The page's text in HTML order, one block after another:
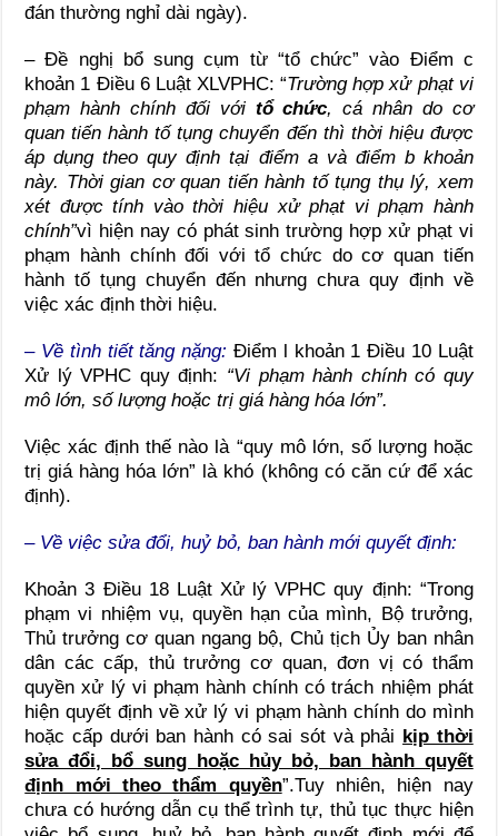
đán thường nghỉ dài ngày).
– Đề nghị bổ sung cụm từ “tổ chức” vào Điểm c
khoản 1 Điều 6 Luật XLVPHC: “Trường hợp xử phạt vi
phạm hành chính đối với tổ chức,cá nhân do cơ
quan tiến hành tố tụng chuyển đến thì thời hiệu được
áp dụng theo quy định tại điểm a và điểm b khoản
này. Thời gian cơ quan tiến hành tố tụng thụ lý, xem
xét được tính vào thời hiệu xử phạt vi phạm hành
chính”vì hiện nay có phát sinh trường hợp xử phạt vi
phạm hành chính đối với tổ chức do cơ quan tiến
hành tố tụng chuyển đến nhưng chưa quy định về
việc xác định thời hiệu.
– Về tình tiết tăng nặng: Điểm l khoản 1 Điều 10 Luật
Xử lý VPHC quy định: “Vi phạm hành chính có quy
mô lớn, số lượng hoặc trị giá hàng hóa lớn”.
Việc xác định thế nào là “quy mô lớn, số lượng hoặc
trị giá hàng hóa lớn” là khó (không có căn cứ để xác
định).
– Về việc sửa đổi, huỷ bỏ, ban hành mới quyết định:
Khoản 3 Điều 18 Luật Xử lý VPHC quy định: “Trong
phạm vi nhiệm vụ, quyền hạn của mình, Bộ trưởng,
Thủ trưởng cơ quan ngang bộ, Chủ tịch Ủy ban nhân
dân các cấp, thủ trưởng cơ quan, đơn vị có thẩm
quyền xử lý vi phạm hành chính có trách nhiệm phát
hiện quyết định về xử lý vi phạm hành chính do mình
hoặc cấp dưới ban hành có sai sót và phải kịp thời
sửa đổi, bổ sung hoặc hủy bỏ, ban hành quyết
định mới theo thẩm quyền”.Tuy nhiên, hiện nay
chưa có hướng dẫn cụ thể trình tự, thủ tục thực hiện